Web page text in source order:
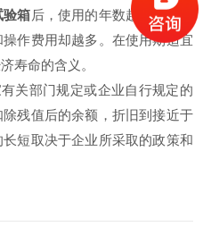
验箱后，使用的年数越多，每年
作费用却越多。在使用期适宜
寿命的含义。
部门规定或企业自行规定的
残值后的余额，折旧到接近于
短取决于企业所采取的政策和